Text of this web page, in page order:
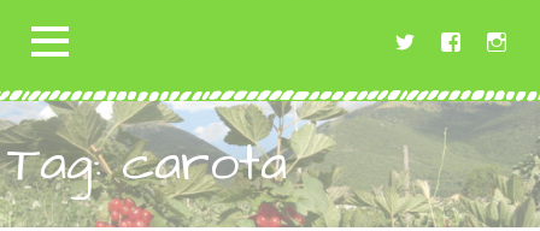
Tag: carota